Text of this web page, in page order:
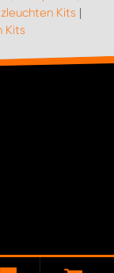
Kits |
Kits